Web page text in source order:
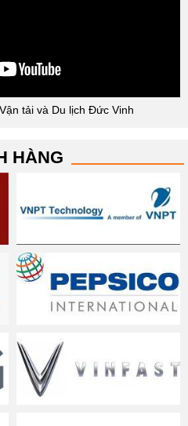
tải và Du lịch Đức Vinh
HÀNG